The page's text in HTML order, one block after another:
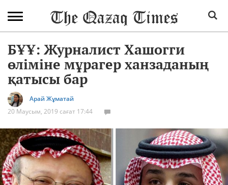
БҰҰ: Журналист Хашогги
өліміне мұрагер ханзаданың
қатысы бар
Арай Жұматай
20 Маусым, 2019 сағат 17:44